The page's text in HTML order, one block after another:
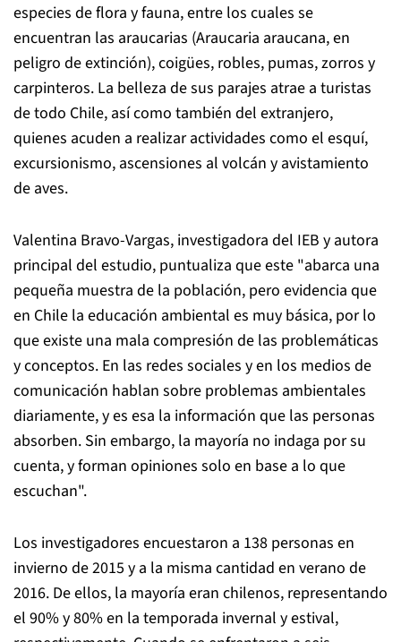
especies de flora y fauna, entre los cuales se
encuentran las araucarias (Araucaria araucana, en
peligro de extinción), coigües, robles, pumas, zorros y
carpinteros. La belleza de sus parajes atrae a turistas
de todo Chile, así como también del extranjero,
quienes acuden a realizar actividades como el esquí,
excursionismo, ascensiones al volcán y avistamiento
de aves.
Valentina Bravo-Vargas, investigadora del IEB y autora
principal del estudio, puntualiza que este "abarca una
pequeña muestra de la población, pero evidencia que
en Chile la educación ambiental es muy básica, por lo
que existe una mala compresión de las problemáticas
y conceptos. En las redes sociales y en los medios de
comunicación hablan sobre problemas ambientales
diariamente, y es esa la información que las personas
absorben. Sin embargo, la mayoría no indaga por su
cuenta, y forman opiniones solo en base a lo que
escuchan".
Los investigadores encuestaron a 138 personas en
invierno de 2015 y a la misma cantidad en verano de
2016. De ellos, la mayoría eran chilenos, representando
el 90% y 80% en la temporada invernal y estival,